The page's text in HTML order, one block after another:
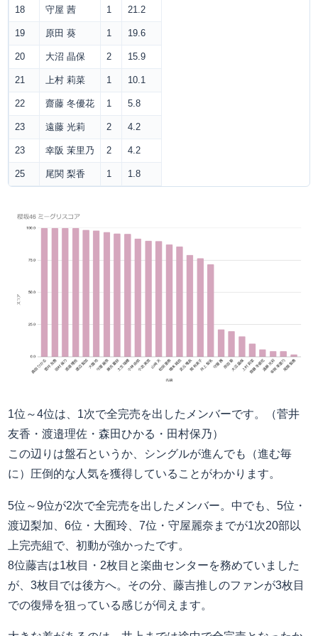
18 守屋 茜 1 21.2
19 原田 葵 1 19.6
20 大沼 晶保 2 15.9
21 上村 莉菜 1 10.1
22 齋藤 冬優花 1 5.8
23 遠藤 光莉 2 4.2
23 幸阪 茉里乃 2 4.2
25 尾関 梨香 1 1.8
1位～4位は、1次で全完売を出したメンバーです。（菅井
友香・渡邉理佐・森田ひかる・田村保乃）
この辺りは盤石というか、シングルが進んでも（進む毎
に）圧倒的な人気を獲得していることがわかります。
5位～9位が2次で全完売を出したメンバー。中でも、5位・
渡辺梨加、6位・大囿玲、7位・守屋麗奈までが1次20部以
上完売組で、初動が強かったです。
8位藤吉は1枚目・2枚目と楽曲センターを務めていました
が、3枚目では後方へ。その分、藤吉推しのファンが3枚目
での復帰を狙っている感じが伺えます。